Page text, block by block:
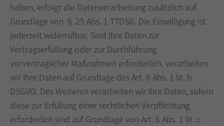
haben, erfolgt die Datenverarbeitung zusätzlich auf
Grundlage von § 25 Abs. 1 TTDSG. Die Einwilligung ist
jederzeit widerrufbar. Sind Ihre Daten zur
Vertragserfüllung oder zur Durchführung
vorvertraglicher Maßnahmen erforderlich, verarbeiten
wir Ihre Daten auf Grundlage des Art. 6 Abs. 1 lit. b
DSGVO. Des Weiteren verarbeiten wir Ihre Daten, sofern
diese zur Erfüllung einer rechtlichen Verpflichtung
erforderlich sind auf Grundlage von Art. 6 Abs. 1 lit. c